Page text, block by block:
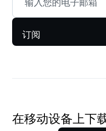
订阅
在移动设备上下